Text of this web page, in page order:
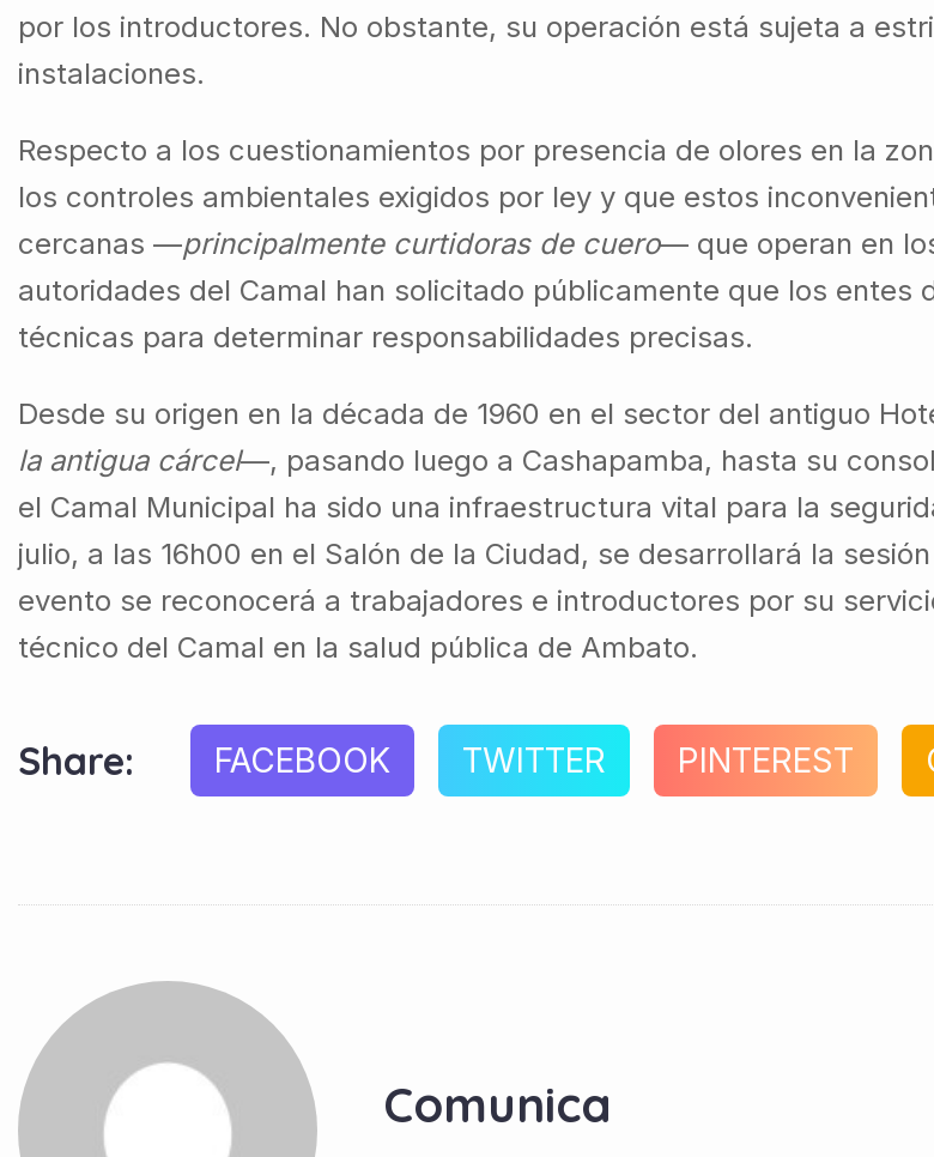
por los introductores. No obstante, su operación está sujeta a
instalaciones.
Respecto a los cuestionamientos por presencia de olores en la
los controles ambientales exigidos por ley y que estos
cercanas —principalmente curtidoras de cuero— que operan en
autoridades del Camal han solicitado públicamente que los entes
técnicas para determinar responsabilidades precisas.
Desde su origen en la década de 1960 en el sector del antiguo
la antigua cárcel—, pasando luego a Cashapamba, hasta su
el Camal Municipal ha sido una infraestructura vital para la
julio, a las 16h00 en el Salón de la Ciudad, se desarrollará la
evento se reconocerá a trabajadores e introductores por su
técnico del Camal en la salud pública de Ambato.
Share: FACEBOOK TWITTER PINTEREST
Comunica